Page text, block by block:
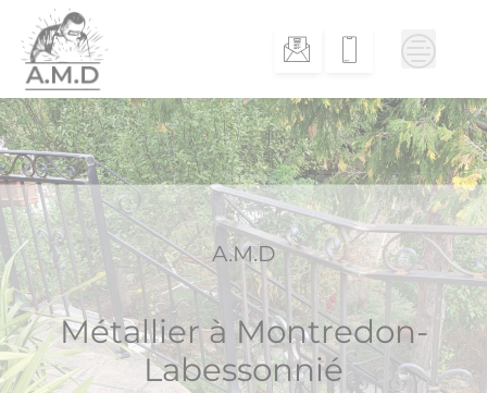
content
A.M.D
Métallier à Montredon-
Labessonnié